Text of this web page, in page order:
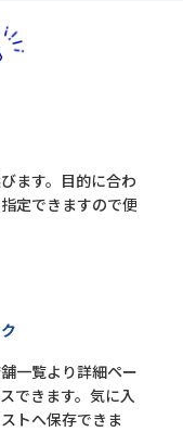
ます。目的に合わ
定できますので便
一覧より詳細ペー
できます。気に入
トへ保存できま